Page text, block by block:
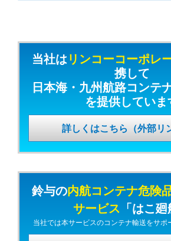
当社はリンコーコーポレ
携して
日本海・九州航路コンテ
を提供していま
詳しくはこちら（外部リ
鈴与の内航コンテナ危険
サービス 「はこ廻
当社では本サービスのコンテナ輸送をサポ